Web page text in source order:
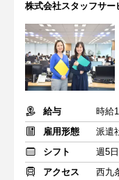
株式会社スタッフサー
給与
時給
雇用形態
派遣
シフト
週5
アクセス
西九